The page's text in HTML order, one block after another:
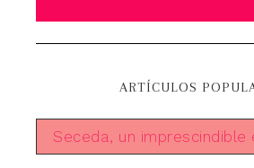
ARTÍCULOS
Seceda, un imprescindible